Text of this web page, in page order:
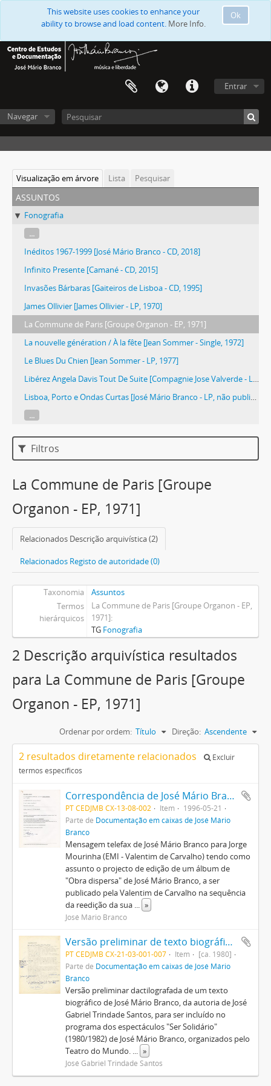
Ok
This website uses cookies to enhance your
ability to browse and load content. More Info.
Entrar
Navegar
Visualização em árvore Lista Pesquisar
assuntos
Fonografia
...
Inéditos 1967-1999 [José Mário Branco - CD, 2018]
Infinito Presente [Camané - CD, 2015]
Invasões Bárbaras [Gaiteiros de Lisboa - CD, 1995]
James Ollivier [James Ollivier - LP, 1970]
La Commune de Paris [Groupe Organon - EP, 1971]
La nouvelle génération / À la fête [Jean Sommer - Single, 1972]
Le Blues Du Chien [Jean Sommer - LP, 1977]
Libérez Angela Davis Tout De Suite [Compagnie Jose Valverde - LP, 1971]
Lisboa, Porto e Ondas Curtas [José Mário Branco - LP, não publicado]
...
Filtros
La Commune de Paris [Groupe
Organon - EP, 1971]
Relacionados Descrição arquivística (2)
Relacionados Registo de autoridade (0)
Taxonomia
Assuntos
Termos
hierárquicos
La Commune de Paris [Groupe Organon - EP,
1971]
TG Fonografia
2 Descrição arquivística resultados
para La Commune de Paris [Groupe
Organon - EP, 1971]
Ordenar por ordem: Título Direção: Ascendente
2 resultados diretamente relacionados
Excluir
termos específicos
Correspondência de José Mário Branco para Jorge Mourinha (EMI - Valentim de Carvalho)
PT CEDJMB CX-13-08-002 Item
1996-05-21
Parte de Documentação em caixas de José Mário
Branco
Mensagem telefax de José Mário Branco para Jorge
Mourinha (EMI - Valentim de Carvalho) tendo como
assunto o projecto de edição de um álbum de
"Obra dispersa" de José Mário Branco, a ser
publicado pela Valentim de Carvalho na sequência
da reedição da sua ... »
José Mário Branco
Versão preliminar de texto biográfico de José Mário Branco a ser incluído no programa do espectáculo "Ser Solidário"
PT CEDJMB CX-21-03-001-007 Item
[ca. 1980]
Parte de Documentação em caixas de José Mário
Branco
Versão preliminar dactilografada de um texto
biográfico de José Mário Branco, da autoria de José
Gabriel Trindade Santos, para ser incluído no
programa dos espectáculos "Ser Solidário"
(1980/1982) de José Mário Branco, organizados pelo
Teatro do Mundo. ... »
José Gabriel Trindade Santos